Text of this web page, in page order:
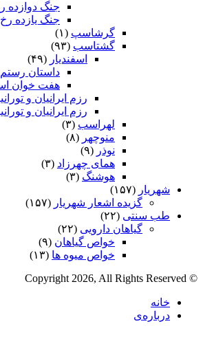
جنگ دوازده
جنگ یازده رخ
گرشاسپ (۱)
گشتاسب (۹۳)
اسفندیار (۴۹)
داستان رستم
هفت خوان
رزم ایرانیان و
رزم ایرانیان و
لهراسب (۳)
منوچهر (۸)
نوذر (۹)
هماى چهرزاد (۳)
هوشنگ (۳)
شهریار (۱۵۷)
گزیده اشعار شهریار (۱۵۷)
طب سنتی (۲۲)
گیاهان دارویی (۲۲)
خواص گیاهان (۹)
خواص میوه ها (۱۳)
© Copyright 2026, All Rights Reserved
خانه
درباره‌ی